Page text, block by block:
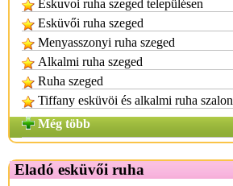
Eskuvoi ruha szeged településen
Esküvői ruha szeged
Menyasszonyi ruha szeged
Alkalmi ruha szeged
Ruha szeged
Tiffany esküvöi és alkalmi ruha szalon
Még több
Eladó esküvői ruha